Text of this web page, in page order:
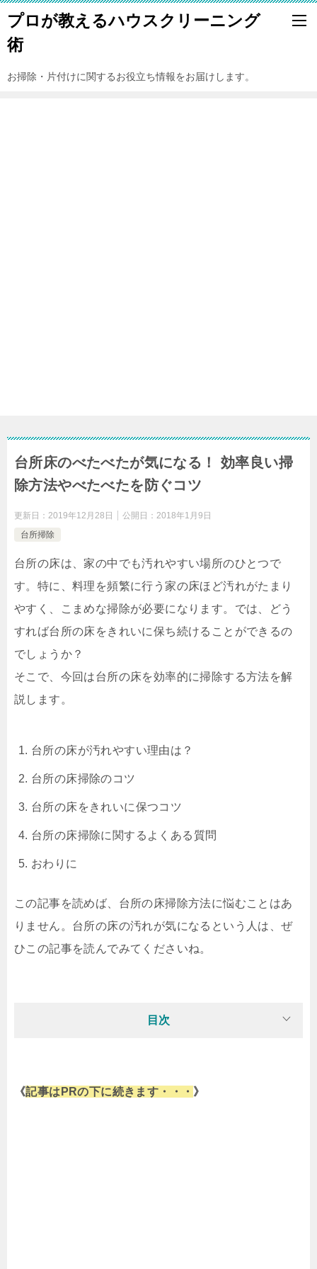
プロが教えるハウスクリーニング
術
お掃除・片付けに関するお役立ち情報をお届けします。
台所床のべたべたが気になる！ 効率良い掃
除方法やべたべたを防ぐコツ
更新日： 2019年12月28日 公開日： 2018年1月9日
台所掃除
台所の床は、家の中でも汚れやすい場所のひとつで
す。特に、料理を頻繁に行う家の床ほど汚れがたまり
やすく、こまめな掃除が必要になります。では、どう
すれば台所の床をきれいに保ち続けることができるの
でしょうか？
そこで、今回は台所の床を効率的に掃除する方法を解
説します。
台所の床が汚れやすい理由は？
台所の床掃除のコツ
台所の床をきれいに保つコツ
台所の床掃除に関するよくある質問
おわりに
この記事を読めば、台所の床掃除方法に悩むことはあ
りません。台所の床の汚れが気になるという人は、ぜ
ひこの記事を読んでみてくださいね。
目次
《記事はPRの下に続きます・・・ 》